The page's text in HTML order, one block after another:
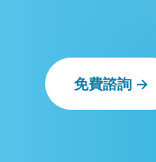
免費諮詢 →